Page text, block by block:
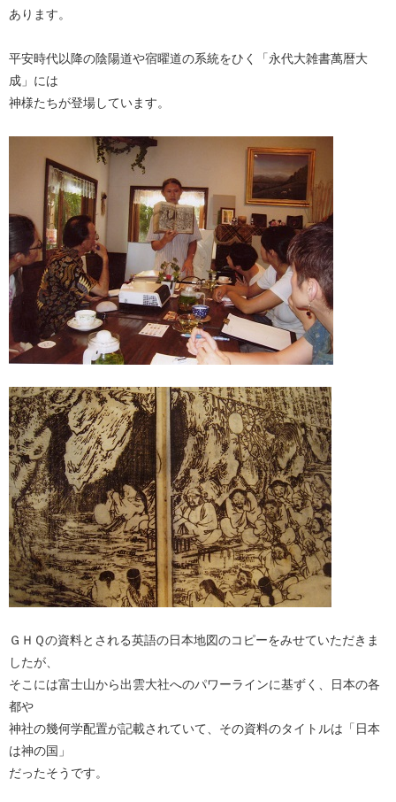
あります。
平安時代以降の陰陽道や宿曜道の系統をひく「永代大雑書萬暦大
成」には
神様たちが登場しています。
ＧＨＱの資料とされる英語の日本地図のコピーをみせていただきま
したが、
そこには富士山から出雲大社へのパワーラインに基ずく、日本の各
都や
神社の幾何学配置が記載されていて、その資料のタイトルは「日本
は神の国」
だったそうです。